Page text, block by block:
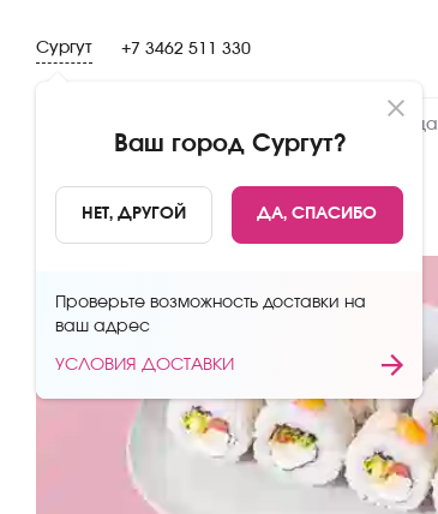
Сургут
Ваш город Сургут?
НЕТ, ДРУГОЙ ДА, СПАСИБО
Проверьте возможность доставки на
ваш адрес
УСЛОВИЯ ДОСТАВКИ
+7 3462 511 330
Пицца
НАЗАД